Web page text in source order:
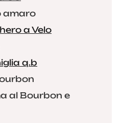
amaro
a Velo
q.b
al Bourbon e